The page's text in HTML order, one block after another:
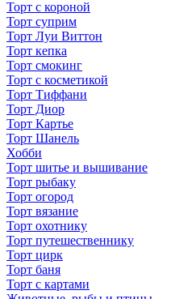
Торт с короной
Торт суприм
Торт Луи Виттон
Торт кепка
Торт смокинг
Торт с косметикой
Торт Тиффани
Торт Диор
Торт Картье
Торт Шанель
Хобби
Торт шитье и вышивание
Торт рыбаку
Торт огород
Торт вязание
Торт охотнику
Торт путешественнику
Торт цирк
Торт баня
Торт с картами